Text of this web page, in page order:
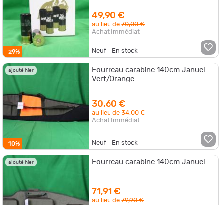
-29%
49,90 €
au lieu de70,00 €
Achat Immédiat
Neuf - En stock
ajouté hier
-10%
Fourreau carabine 140cm Januel
Vert/Orange
30,60 €
au lieu de34,00 €
Achat Immédiat
Neuf - En stock
ajouté hier Fourreau carabine 140cm Januel
71,91 €
au lieu de79,90 €